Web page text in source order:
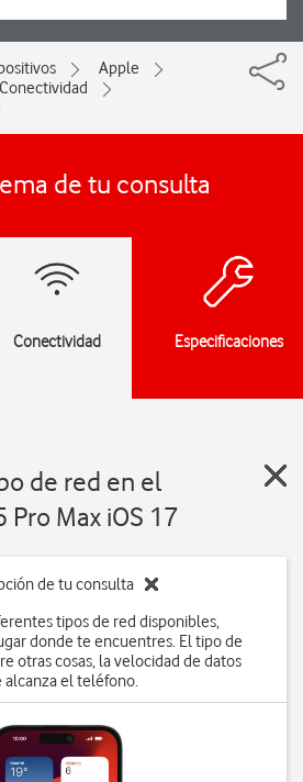
Apple
Conectividad
de tu consulta
Conectividad Especificaciones
de red en el
Max iOS 17
de tu consulta
tipos de red disponibles,
donde te encuentres. El tipo de
otras cosas, la velocidad de datos
alcanza el teléfono.